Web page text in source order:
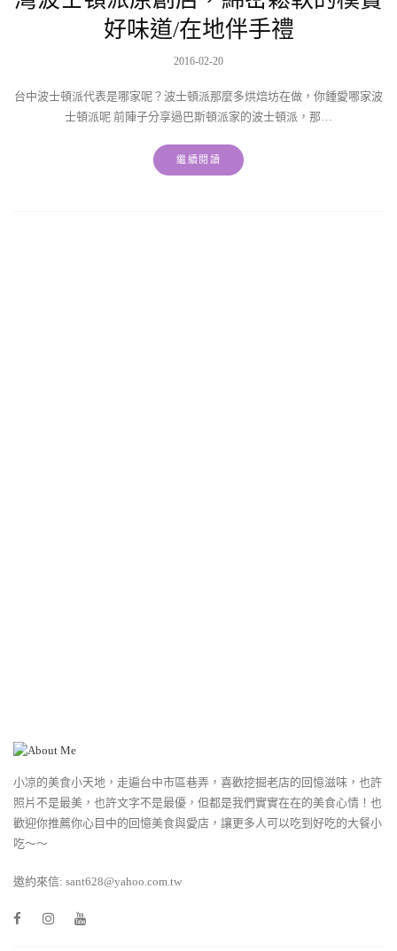
好味道/在地伴手禮
2016-02-20
台中波士頓派代表是哪家呢？波士頓派那麼多烘焙坊在做，你鍾愛哪家波
士頓派呢 前陣子分享過巴斯頓派家的波士頓派，那…
繼續閱讀
小凉的美食小天地，走遍台中市區巷弄，喜歡挖掘老店的回憶滋味，也許
照片不是最美，也許文字不是最優，但都是我們實實在在的美食心情！也
歡迎你推薦你心目中的回憶美食與愛店，讓更多人可以吃到好吃的大餐小
吃～～
邀約來信: sant628@yahoo.com.tw